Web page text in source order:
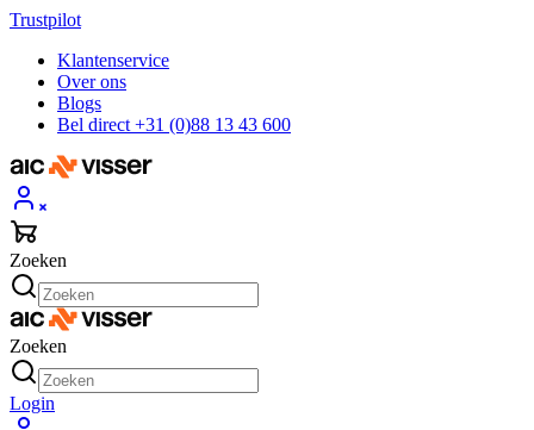
Trustpilot
Klantenservice
Over ons
Blogs
Bel direct +31 (0)88 13 43 600
Zoeken
Zoeken
Login